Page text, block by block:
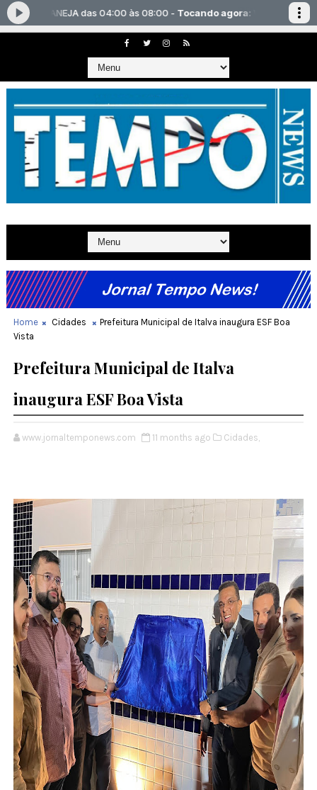
Home Cidades
Prefeitura Municipal de Italva inaugura ESF Boa
Vista
Prefeitura Municipal de Italva
inaugura ESF Boa Vista
www.jornaltemponews.com 11 months ago Cidades,